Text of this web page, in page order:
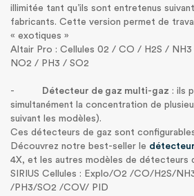
illimitée tant qu’ils sont entretenus
fabricants. Cette version permet de
« exotiques »
Altair Pro : Cellules 02 / CO / H2S /
NO2 / PH3 / SO2
- Détecteur de gaz multi-gaz : ils
simultanément la concentration de
suivant les modèles).
Ces détecteurs de gaz sont
Découvrez notre best-seller le
4X, et les autres modèles de détecteurs
SIRIUS Cellules : Explo/O2 /CO/H2S/
/PH3/SO2 /COV/ PID